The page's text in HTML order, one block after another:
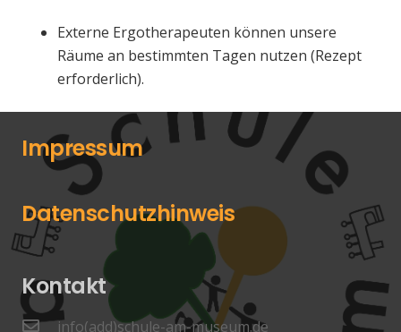
Externe Ergotherapeuten können unsere
Räume an bestimmten Tagen nutzen (Rezept
erforderlich).
Impressum
Datenschutzhinweis
Kontakt
info(add)schule-am-museum.de